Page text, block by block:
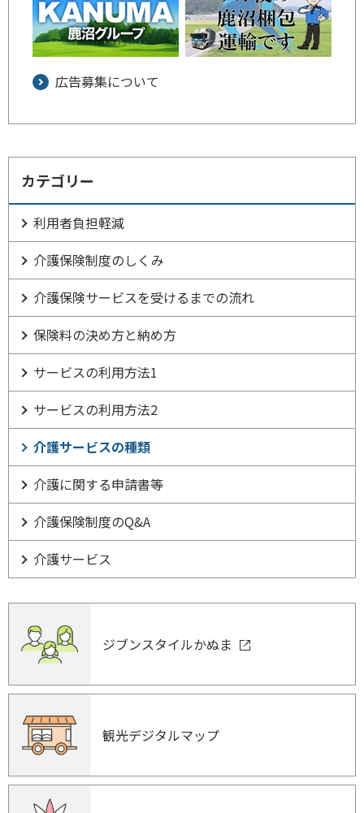
広告募集について
カテゴリー
利用者負担軽減
介護保険制度のしくみ
介護保険サービスを受けるまでの流れ
保険料の決め方と納め方
サービスの利用方法1
サービスの利用方法2
介護サービスの種類
介護に関する申請書等
介護保険制度のQ&A
介護サービス
ジブンスタイルかぬま
観光デジタルマップ